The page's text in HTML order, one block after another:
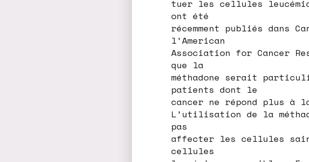
tuer les cellules
ont été
récemment publiés dans
l’American
Association for Cancer
que la
méthadone serait
patients dont le
cancer ne répond plus à
L’utilisation de la
pas
affecter les cellules
cellules